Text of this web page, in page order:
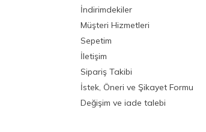
İndirimdekiler
Müşteri Hizmetleri
Sepetim
İletişim
Sipariş Takibi
İstek, Öneri ve Şikayet Formu
Değişim ve iade talebi